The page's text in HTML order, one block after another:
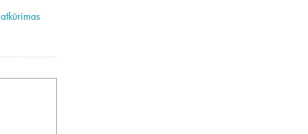
atkūrimas